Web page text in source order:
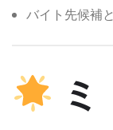
バイト先候補